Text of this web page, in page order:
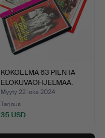
KOKOELMA 63 PIENTÄ
ELOKUVAOHJELMAA.
Myyty 22 loka 2024
Tarjous
35 USD